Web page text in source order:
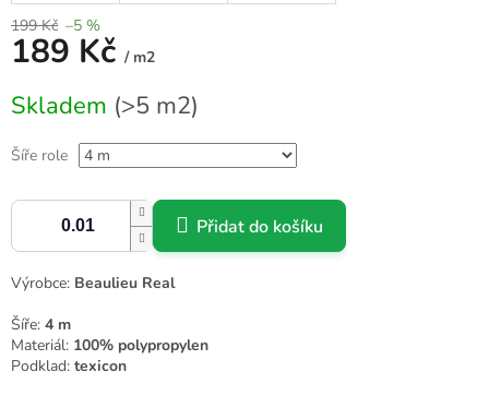
199 Kč –5 %
189 Kč / m2
cena:
Skladem (>5 m2)
Šíře role
Přidat do košíku
Výrobce: Beaulieu Real
Šíře: 4 m
Materiál: 100% polypropylen
Podklad: texicon